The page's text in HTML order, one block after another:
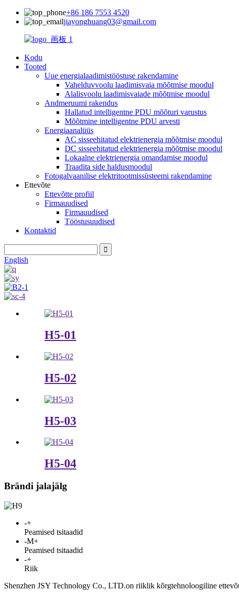
+86 186 7553 4520
jiayonghuang03@gmail.com
Kodu
Tooted
Uue energialaadimistööstuse rakendamine
Vahelduvvoolu laadimisvaia mõõtmise moodul
Alalisvoolu laadimisvaiade mõõtmise moodul
Andmeruumi rakendus
Hallatud intelligentne PDU mõõturi varustus
Mõõtmine intelligentne PDU arvesti
Energiaanalüüs
AC sisseehitatud elektrienergia mõõtmise moodul
DC sisseehitatud elektrienergia mõõtmise moodul
Lokaalne elektrienergia omandamise moodul
Traadita side haldusmoodul
Fotogalvaanilise elektritootmissüsteemi rakendamine
Ettevõte
Ettevõtte profiil
Firmauudised
Firmauudised
Tööstusuudised
Kontaktid
English
H5-01
H5-02
H5-03
H5-04
Brändi jalajälg
-+
Peamised tsitaadid
-M+
Peamised tsitaadid
-+
Riik
Shenzhen JSY Technology Co., LTD.on riiklik kõrgtehnoloogiline